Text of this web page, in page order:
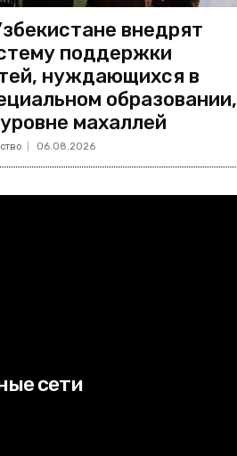
внедрят
поддержки
нуждающихся в
образовании,
махаллей
06.08.2026
сети